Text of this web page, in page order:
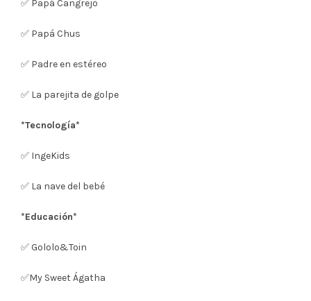
✅ Papá Cangrejo
✅ Papá Chus
✅ Padre en estéreo
✅ La parejita de golpe
*Tecnología*
✅ IngeKids
✅ La nave del bebé
*Educación*
✅ Gololo&Toin
✅My Sweet Ágatha